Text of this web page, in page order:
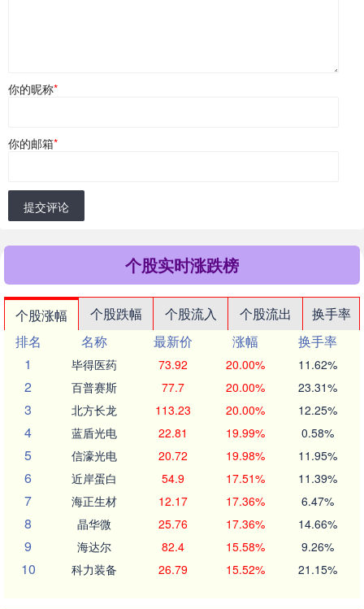
你的昵称*
你的邮箱*
提交评论
个股实时涨跌榜
个股涨幅 个股跌幅 个股流入 个股流出
换手率
排名
名称 最新价 涨幅
换手率
1
毕得医药 73.92 20.00% 11.62%
2 百普赛斯 77.7 20.00% 23.31%
3 北方长龙 113.23 20.00% 12.25%
4 蓝盾光电 22.81 19.99% 0.58%
5 信濠光电 20.72 19.98% 11.95%
6 近岸蛋白 54.9 17.51% 11.39%
7 海正生材 12.17 17.36% 6.47%
8 晶华微 25.76 17.36% 14.66%
9 海达尔 82.4 15.58% 9.26%
10 科力装备 26.79 15.52% 21.15%